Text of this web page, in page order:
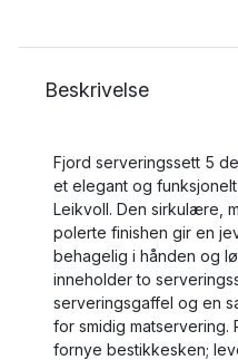
Beskrivelse
Fjord serveringssett 5
et elegant og
Leikvoll. Den sirkulære,
polerte finishen gir en
behagelig i hånden og
inneholder to
serveringsgaffel og en
for smidig
fornye bestikkesken;